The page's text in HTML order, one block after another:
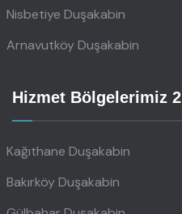
Nisbetiye Duşakabin
Arnavutköy Duşakabin
Hizmet Bölgelerimiz 2
Kağıthane Duşakabin
Bakırköy Duşakabin